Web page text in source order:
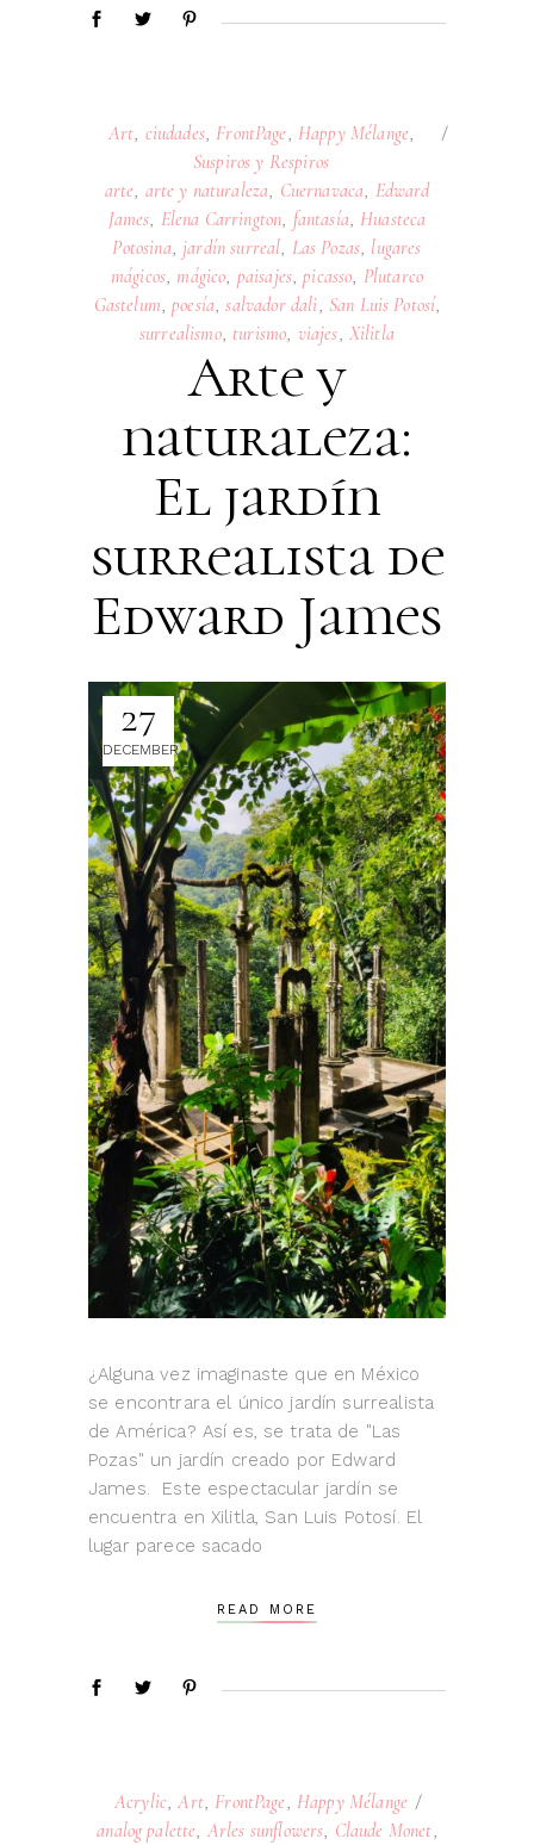
Art, ciudades, FrontPage, Happy Mélange,
Suspiros y Respiros
arte, arte y naturaleza, Cuernavaca, Edward
James, Elena Carrington, fantasía, Huasteca
Potosina, jardín surreal, Las Pozas, lugares
mágicos, mágico, paisajes,picasso, Plutarco
Gastelum,poesía,salvador dali, San Luis Potosí,
surrealismo, turismo, viajes, Xilitla
Arte y
naturaleza:
El jardín
surrealista de
Edward James
27
DECEMBER
¿Alguna vez imaginaste que en México
se encontrara el único jardín surrealista
de América? Así es, se trata de "Las
Pozas" un jardín creado por Edward
James. Este espectacular jardín se
encuentra en Xilitla, San Luis Potosí. El
lugar parece sacado
READ MORE
Acrylic,Art, FrontPage, Happy Mélange
analog palette, Arles sunflowers, Claude Monet,